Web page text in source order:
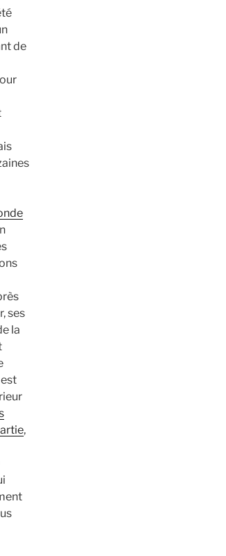
de
ses
la
,